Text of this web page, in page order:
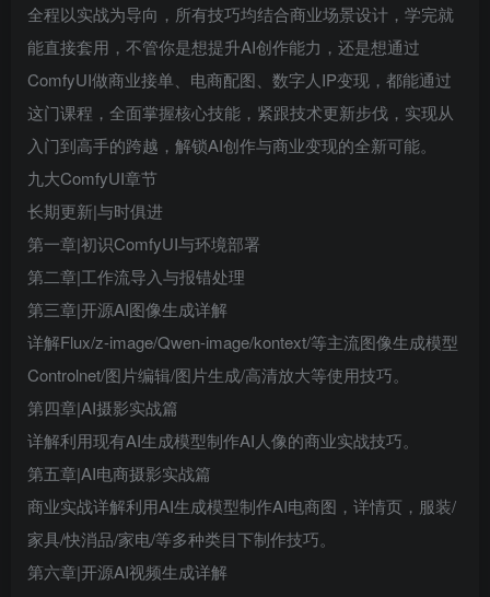
全程以实战为导向，所有技巧均结合商业场景设计，学完就
能直接套用，不管你是想提升AI创作能力，还是想通过
ComfyUI做商业接单、电商配图、数字人IP变现，都能通过
这门课程，全面掌握核心技能，紧跟技术更新步伐，实现从
入门到高手的跨越，解锁AI创作与商业变现的全新可能。
九大ComfyUI章节
长期更新|与时俱进
第一章|初识ComfyUI与环境部署
第二章|工作流导入与报错处理
第三章|开源AI图像生成详解
详解Flux/z-image/Qwen-image/kontext/等主流图像生成模型
Controlnet/图片编辑/图片生成/高清放大等使用技巧。
第四章|AI摄影实战篇
详解利用现有AI生成模型制作AI人像的商业实战技巧。
第五章|AI电商摄影实战篇
商业实战详解利用AI生成模型制作AI电商图，详情页，服装/
家具/快消品/家电/等多种类目下制作技巧。
第六章|开源AI视频生成详解